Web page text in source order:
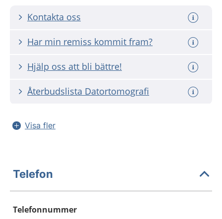
Kontakta oss
Har min remiss kommit fram?
Hjälp oss att bli bättre!
Återbudslista Datortomografi
Visa fler
Telefon
Telefonnummer